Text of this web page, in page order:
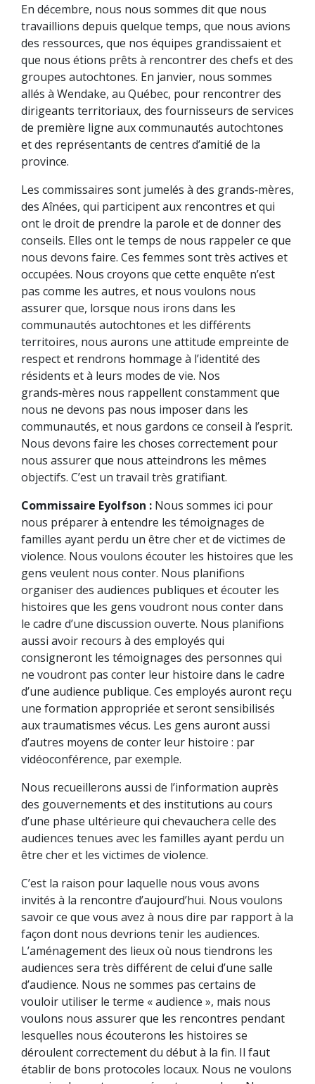
En décembre, nous nous sommes dit que nous
travaillions depuis quelque temps, que nous avions
des ressources, que nos équipes grandissaient et
que nous étions prêts à rencontrer des chefs et des
groupes autochtones. En janvier, nous sommes
allés à Wendake, au Québec, pour rencontrer des
dirigeants territoriaux, des fournisseurs de services
de première ligne aux communautés autochtones
et des représentants de centres d’amitié de la
province.
Les commissaires sont jumelés à des grands‑mères,
des Aînées, qui participent aux rencontres et qui
ont le droit de prendre la parole et de donner des
conseils. Elles ont le temps de nous rappeler ce que
nous devons faire. Ces femmes sont très actives et
occupées. Nous croyons que cette enquête n’est
pas comme les autres, et nous voulons nous
assurer que, lorsque nous irons dans les
communautés autochtones et les différents
territoires, nous aurons une attitude empreinte de
respect et rendrons hommage à l’identité des
résidents et à leurs modes de vie. Nos
grands‑mères nous rappellent constamment que
nous ne devons pas nous imposer dans les
communautés, et nous gardons ce conseil à l’esprit.
Nous devons faire les choses correctement pour
nous assurer que nous atteindrons les mêmes
objectifs. C’est un travail très gratifiant.
Commissaire Eyolfson : Nous sommes ici pour
nous préparer à entendre les témoignages de
familles ayant perdu un être cher et de victimes de
violence. Nous voulons écouter les histoires que les
gens veulent nous conter. Nous planifions
organiser des audiences publiques et écouter les
histoires que les gens voudront nous conter dans
le cadre d’une discussion ouverte. Nous planifions
aussi avoir recours à des employés qui
consigneront les témoignages des personnes qui
ne voudront pas conter leur histoire dans le cadre
d’une audience publique. Ces employés auront reçu
une formation appropriée et seront sensibilisés
aux traumatismes vécus. Les gens auront aussi
d’autres moyens de conter leur histoire : par
vidéoconférence, par exemple.
Nous recueillerons aussi de l’information auprès
des gouvernements et des institutions au cours
d’une phase ultérieure qui chevauchera celle des
audiences tenues avec les familles ayant perdu un
être cher et les victimes de violence.
C’est la raison pour laquelle nous vous avons
invités à la rencontre d’aujourd’hui. Nous voulons
savoir ce que vous avez à nous dire par rapport à la
façon dont nous devrions tenir les audiences.
L’aménagement des lieux où nous tiendrons les
audiences sera très différent de celui d’une salle
d’audience. Nous ne sommes pas certains de
vouloir utiliser le terme « audience », mais nous
voulons nous assurer que les rencontres pendant
lesquelles nous écouterons les histoires se
déroulent correctement du début à la fin. Il faut
établir de bons protocoles locaux. Nous ne voulons